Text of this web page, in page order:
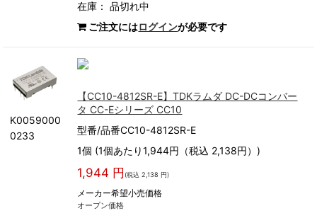
在庫：品切れ中
ご注文にはログインが必要です
K0059000
0233
【CC10-4812SR-E】TDKラムダ DC-DCコンバー
タ CC-Eシリーズ CC10
型番/品番CC10-4812SR-E
1個 (1個あたり1,944円（税込 2,138円）)
1,944 円 (税込 2,138 円)
メーカー希望小売価格
オープン価格